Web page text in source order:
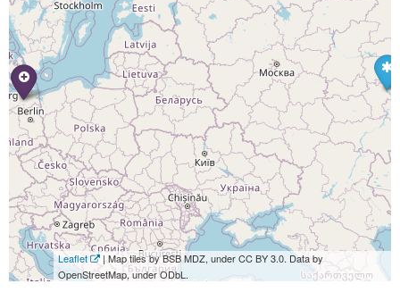
Leaflet
| Map tiles by BSB MDZ, under CC BY 3.0. Data by
OpenStreetMap, under ODbL.